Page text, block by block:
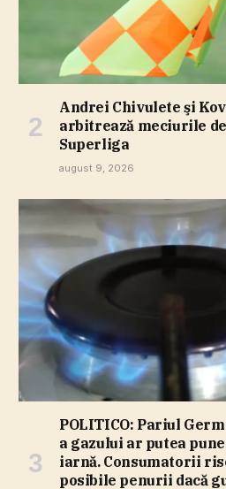
Andrei Chivulete şi
arbitrează meciurile
Superliga
august 9, 2026
POLITICO: Pariul
a gazului ar putea
iarnă. Consumatorii
posibile penurii dacă